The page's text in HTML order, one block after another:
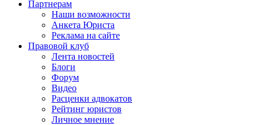
Партнерам
Наши возможности
Анкета Юриста
Реклама на сайте
Правовой клуб
Лента новостей
Блоги
Форум
Видео
Расценки адвокатов
Рейтинг юристов
Личное мнение